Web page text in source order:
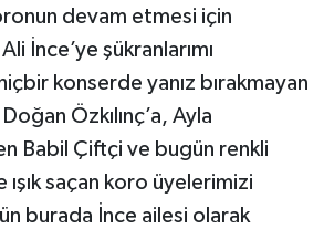
devam etmesi için
İnce’ye şükranlarımı
konserde yanız bırakmayan
Özkılınç’a, Ayla
Babil Çiftçi ve bugün renkli
saçan koro üyelerimizi
burada İnce ailesi olarak